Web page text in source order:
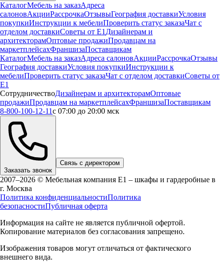
КаталогМебель на заказАдреса
салоновАкцииРассрочкаОтзывыГеография доставкиУсловия
покупкиИнструкции к мебелиПроверить статус заказаЧат с
отделом доставкиСоветы от Е1 Дизайнерам и
архитекторамОптовые продажиПродавцам на
маркетплейсахФраншизаПоставщикам
КаталогМебель на заказАдреса салоновАкцииРассрочкаОтзывы
География доставкиУсловия покупкиИнструкции к
мебелиПроверить статус заказаЧат с отделом доставкиСоветы от
Е1
СотрудничествоДизайнерам и архитекторамОптовые
продажиПродавцам на маркетплейсахФраншизаПоставщикам
8-800-100-12-11с 07:00 до 20:00 мск
Заказать звонок
Связь с директором
2007–2026 © Мебельная компания Е1 – шкафы и гардеробные в
г. Москва
Политика конфиденциальностиПолитика
безопасностиПубличная оферта
Информация на сайте не является публичной офертой.
Копирование материалов без согласования запрещено.
Изображения товаров могут отличаться от фактического
внешнего вида.